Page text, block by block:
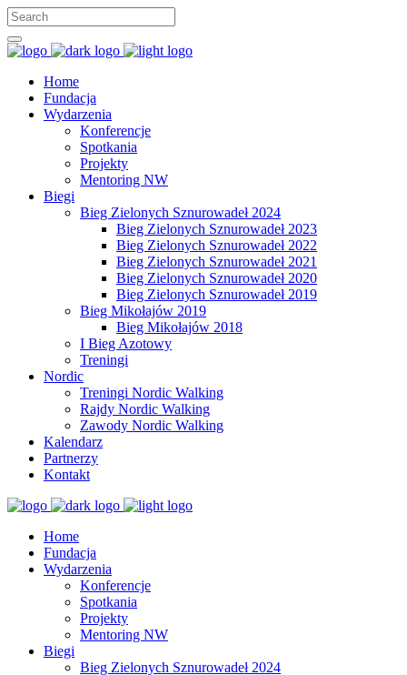
Home
Fundacja
Wydarzenia
Konferencje
Spotkania
Projekty
Mentoring NW
Biegi
Bieg Zielonych Sznurowadeł 2024
Bieg Zielonych Sznurowadeł 2023
Bieg Zielonych Sznurowadeł 2022
Bieg Zielonych Sznurowadeł 2021
Bieg Zielonych Sznurowadeł 2020
Bieg Zielonych Sznurowadeł 2019
Bieg Mikołajów 2019
Bieg Mikołajów 2018
I Bieg Azotowy
Treningi
Nordic
Treningi Nordic Walking
Rajdy Nordic Walking
Zawody Nordic Walking
Kalendarz
Partnerzy
Kontakt
Home
Fundacja
Wydarzenia
Konferencje
Spotkania
Projekty
Mentoring NW
Biegi
Bieg Zielonych Sznurowadeł 2024